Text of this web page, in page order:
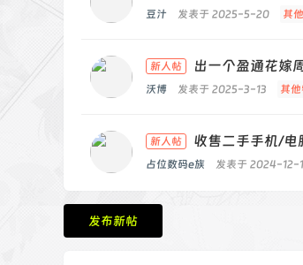
豆汁 发表于 2025-5-20 其
新人帖 出一个盈通花嫁
沃博 发表于 2025-3-13 其
新人帖 收售二手手机/电
占位数码e族 发表于 2024-12-
发布新帖